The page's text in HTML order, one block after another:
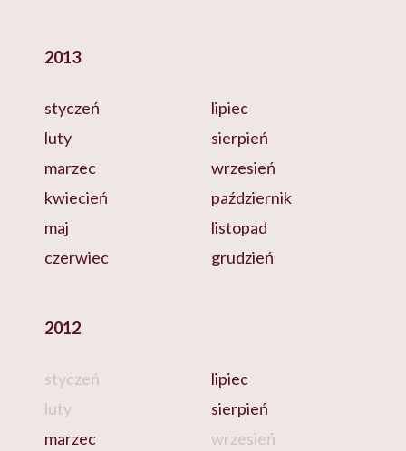
2013
styczeń
luty
marzec
kwiecień
maj
czerwiec
lipiec
sierpień
wrzesień
październik
listopad
grudzień
2012
styczeń
luty
marzec
lipiec
sierpień
wrzesień